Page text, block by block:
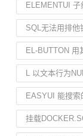
ELEMENTUI
SQL无法用排他
EL-BUTTON 用
L 以文本行为
EASYUI 能搜
挂载